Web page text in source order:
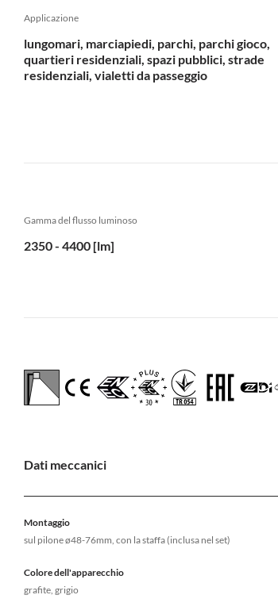
Applicazione
lungomari, marciapiedi, parchi, parchi gioco,
quartieri residenziali, spazi pubblici, strade
residenziali, vialetti da passeggio
Gamma del flusso luminoso
2350 - 4400 [lm]
Dati meccanici
Montaggio
sul pilone ø48-76mm, con la staffa (inclusa nel set)
Colore dell'apparecchio
grafite, grigio